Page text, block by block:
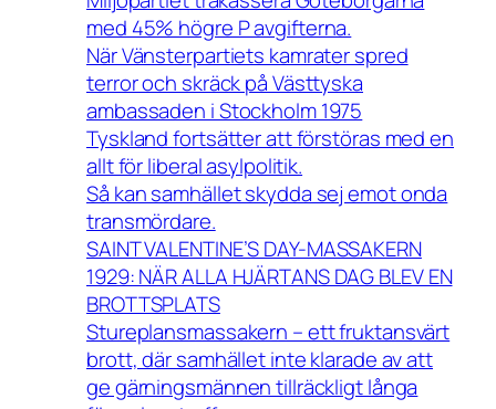
med 45% högre P avgifterna.
När Vänsterpartiets kamrater spred
terror och skräck på Västtyska
ambassaden i Stockholm 1975
Tyskland fortsätter att förstöras med en
allt för liberal asylpolitik.
Så kan samhället skydda sej emot onda
transmördare.
SAINT VALENTINE’S DAY-MASSAKERN
1929: NÄR ALLA HJÄRTANS DAG BLEV EN
BROTTSPLATS
Stureplansmassakern – ett fruktansvärt
brott, där samhället inte klarade av att
ge gärningsmännen tillräckligt långa